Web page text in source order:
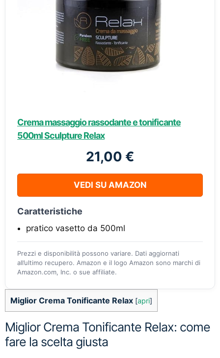
Crema massaggio rassodante e tonificante
500ml Sculpture Relax
21,00 €
VEDI SU AMAZON
Caratteristiche
pratico vasetto da 500ml
Prezzi e disponibilità possono variare. Dati aggiornati
all’ultimo recupero. Amazon e il logo Amazon sono marchi di
Amazon.com, Inc. o sue affiliate.
Miglior Crema Tonificante Relax [apri]
Miglior Crema Tonificante Relax: come
fare la scelta giusta